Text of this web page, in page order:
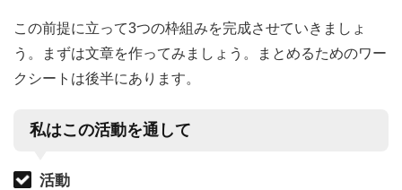
この前提に立って3つの枠組みを完成させていきましょ
う。まずは文章を作ってみましょう。まとめるためのワー
クシートは後半にあります。
私はこの活動を通して
活動